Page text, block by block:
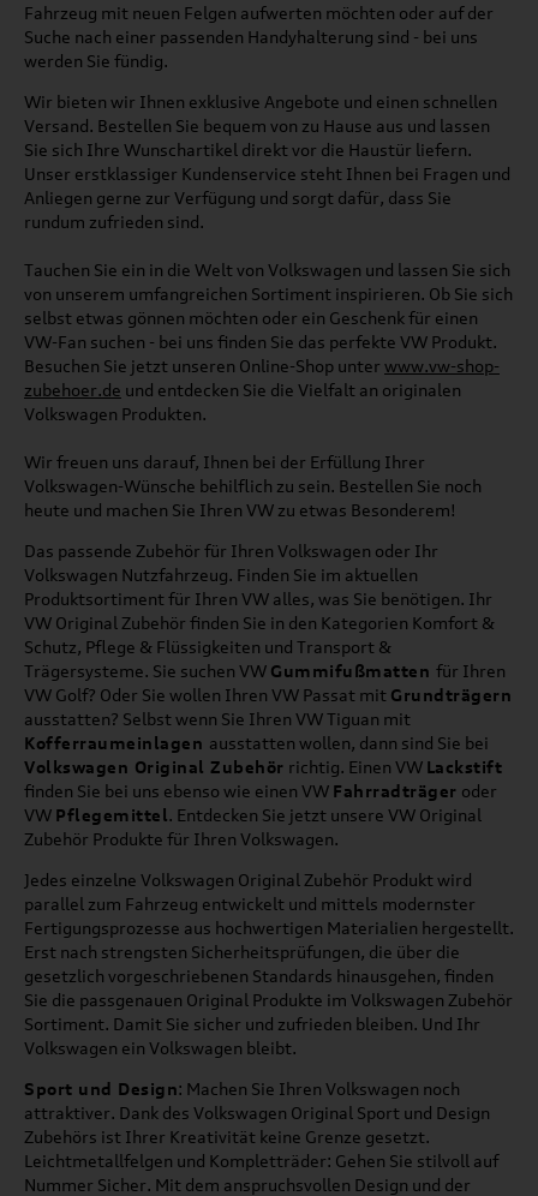
Fahrzeug mit neuen Felgen aufwerten möchten oder auf der
Suche nach einer passenden Handyhalterung sind - bei uns
werden Sie fündig.
Wir bieten wir Ihnen exklusive Angebote und einen schnellen
Versand. Bestellen Sie bequem von zu Hause aus und lassen
Sie sich Ihre Wunschartikel direkt vor die Haustür liefern.
Unser erstklassiger Kundenservice steht Ihnen bei Fragen und
Anliegen gerne zur Verfügung und sorgt dafür, dass Sie
rundum zufrieden sind.
Tauchen Sie ein in die Welt von Volkswagen und lassen Sie sich
von unserem umfangreichen Sortiment inspirieren. Ob Sie sich
selbst etwas gönnen möchten oder ein Geschenk für einen
VW-Fan suchen - bei uns finden Sie das perfekte VW Produkt.
Besuchen Sie jetzt unseren Online-Shop unter www.vw-shop-
zubehoer.de und entdecken Sie die Vielfalt an originalen
Volkswagen Produkten.
Wir freuen uns darauf, Ihnen bei der Erfüllung Ihrer
Volkswagen-Wünsche behilflich zu sein. Bestellen Sie noch
heute und machen Sie Ihren VW zu etwas Besonderem!
Das passende Zubehör für Ihren Volkswagen oder Ihr
Volkswagen Nutzfahrzeug. Finden Sie im aktuellen
Produktsortiment für Ihren VW alles, was Sie benötigen. Ihr
VW Original Zubehör finden Sie in den Kategorien Komfort &
Schutz, Pflege & Flüssigkeiten und Transport &
Trägersysteme. Sie suchen VW Gummifußmatten für Ihren
VW Golf? Oder Sie wollen Ihren VW Passat mit Grundträgern
ausstatten? Selbst wenn Sie Ihren VW Tiguan mit
Kofferraumeinlagen ausstatten wollen, dann sind Sie bei
Volkswagen Original Zubehör richtig. Einen VW Lackstift
finden Sie bei uns ebenso wie einen VW Fahrradträger oder
VW Pflegemittel. Entdecken Sie jetzt unsere VW Original
Zubehör Produkte für Ihren Volkswagen.
Jedes einzelne Volkswagen Original Zubehör Produkt wird
parallel zum Fahrzeug entwickelt und mittels modernster
Fertigungsprozesse aus hochwertigen Materialien hergestellt.
Erst nach strengsten Sicherheitsprüfungen, die über die
gesetzlich vorgeschriebenen Standards hinausgehen, finden
Sie die passgenauen Original Produkte im Volkswagen Zubehör
Sortiment. Damit Sie sicher und zufrieden bleiben. Und Ihr
Volkswagen ein Volkswagen bleibt.
Sport und Design: Machen Sie Ihren Volkswagen noch
attraktiver. Dank des Volkswagen Original Sport und Design
Zubehörs ist Ihrer Kreativität keine Grenze gesetzt.
Leichtmetallfelgen und Kompletträder: Gehen Sie stilvoll auf
Nummer Sicher. Mit dem anspruchsvollen Design und der